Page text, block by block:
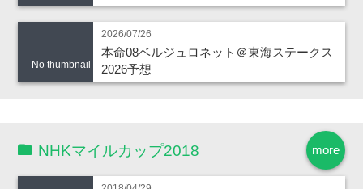
No thumbnail
2026/07/26
本命08ベルジュロネット＠東海ステークス
2026予想
more
NHKマイルカップ2018